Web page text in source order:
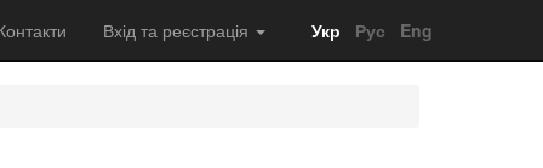
Вхід та реєстрація Укр Рус Eng